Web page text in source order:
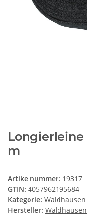
Longierleine
m
Artikelnummer: 19317
GTIN: 4057962195684
Kategorie: Waldhausen
Hersteller: Waldhausen